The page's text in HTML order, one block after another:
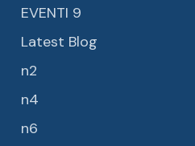
EVENTI 9
Latest Blog
n2
n4
n6